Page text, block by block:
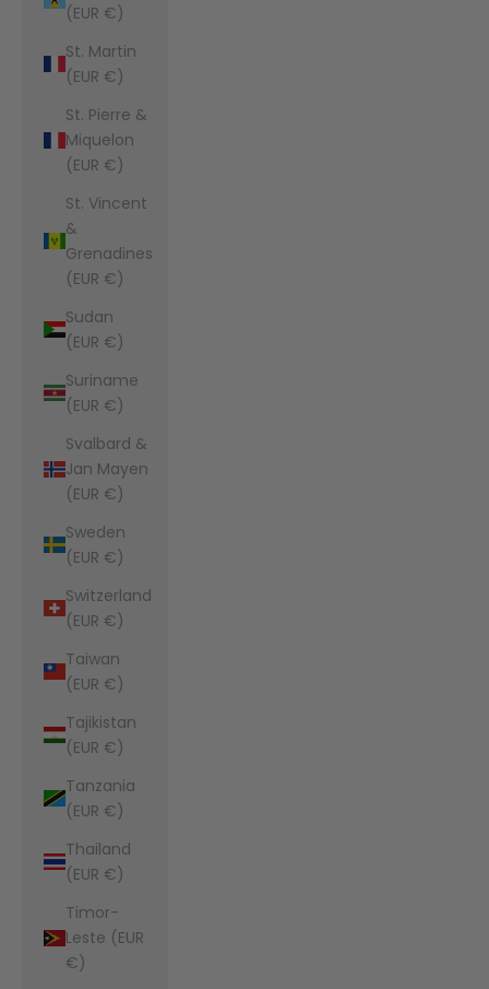
(EUR €)
St. Martin
(EUR €)
St. Pierre &
Miquelon
(EUR €)
St. Vincent
&
Grenadines
(EUR €)
Sudan
(EUR €)
Suriname
(EUR €)
Svalbard &
Jan Mayen
(EUR €)
Sweden
(EUR €)
Switzerland
(EUR €)
Taiwan
(EUR €)
Tajikistan
(EUR €)
Tanzania
(EUR €)
Thailand
(EUR €)
Timor-
Leste (EUR
€)